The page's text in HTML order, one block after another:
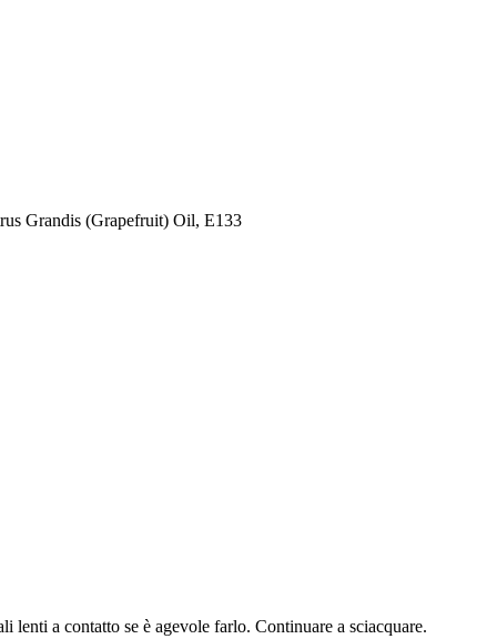
Grandis (Grapefruit) Oil, E133
a contatto se è agevole farlo. Continuare a sciacquare.